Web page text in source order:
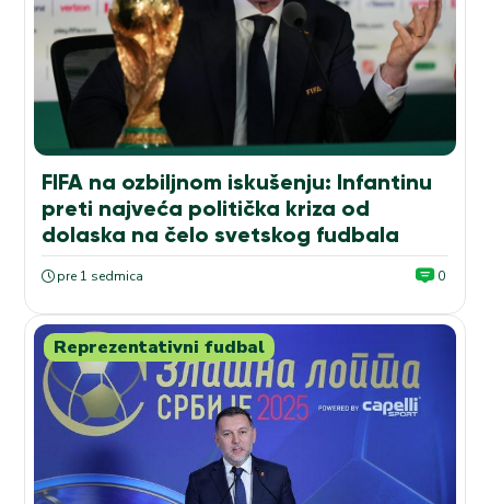
FIFA na ozbiljnom iskušenju: Infantinu
preti najveća politička kriza od
dolaska na čelo svetskog fudbala
pre 1 sedmica 0
Reprezentativni fudbal